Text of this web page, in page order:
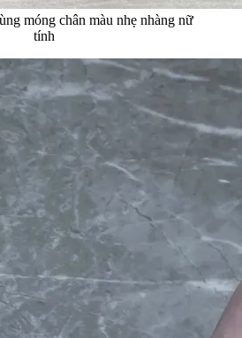
móng chân màu nhẹ nhàng nữ
tính